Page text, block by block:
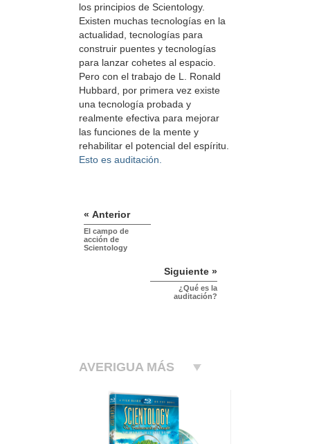
los principios de Scientology.
Existen muchas tecnologías en la
actualidad, tecnologías para
construir puentes y tecnologías
para lanzar cohetes al espacio.
Pero con el trabajo de L. Ronald
Hubbard, por primera vez existe
una tecnología probada y
realmente efectiva para mejorar
las funciones de la mente y
rehabilitar el potencial del espíritu.
Esto es auditación.
« Anterior
El campo de
acción de
Scientology
Siguiente »
¿Qué es la
auditación?
AVERIGUA MÁS